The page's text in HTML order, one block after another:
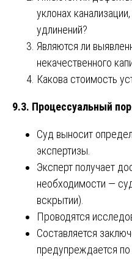
уклонах
удлинений?
Являются ли
некачественного
Какова стоимость
9.3. Процессуальный
Суд выносит
экспертизы.
Эксперт получает
необходимости —
вскрытии).
Проводятся
Составляется
предупреждается